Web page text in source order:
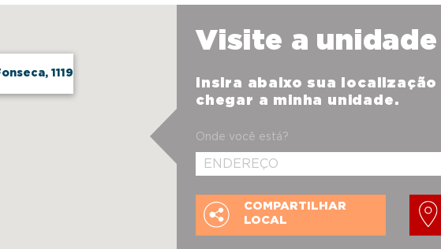
1119
Visite a unidade
Insira abaixo sua
chegar a minha unidade.
Onde você está?
COMPARTILHAR
LOCAL